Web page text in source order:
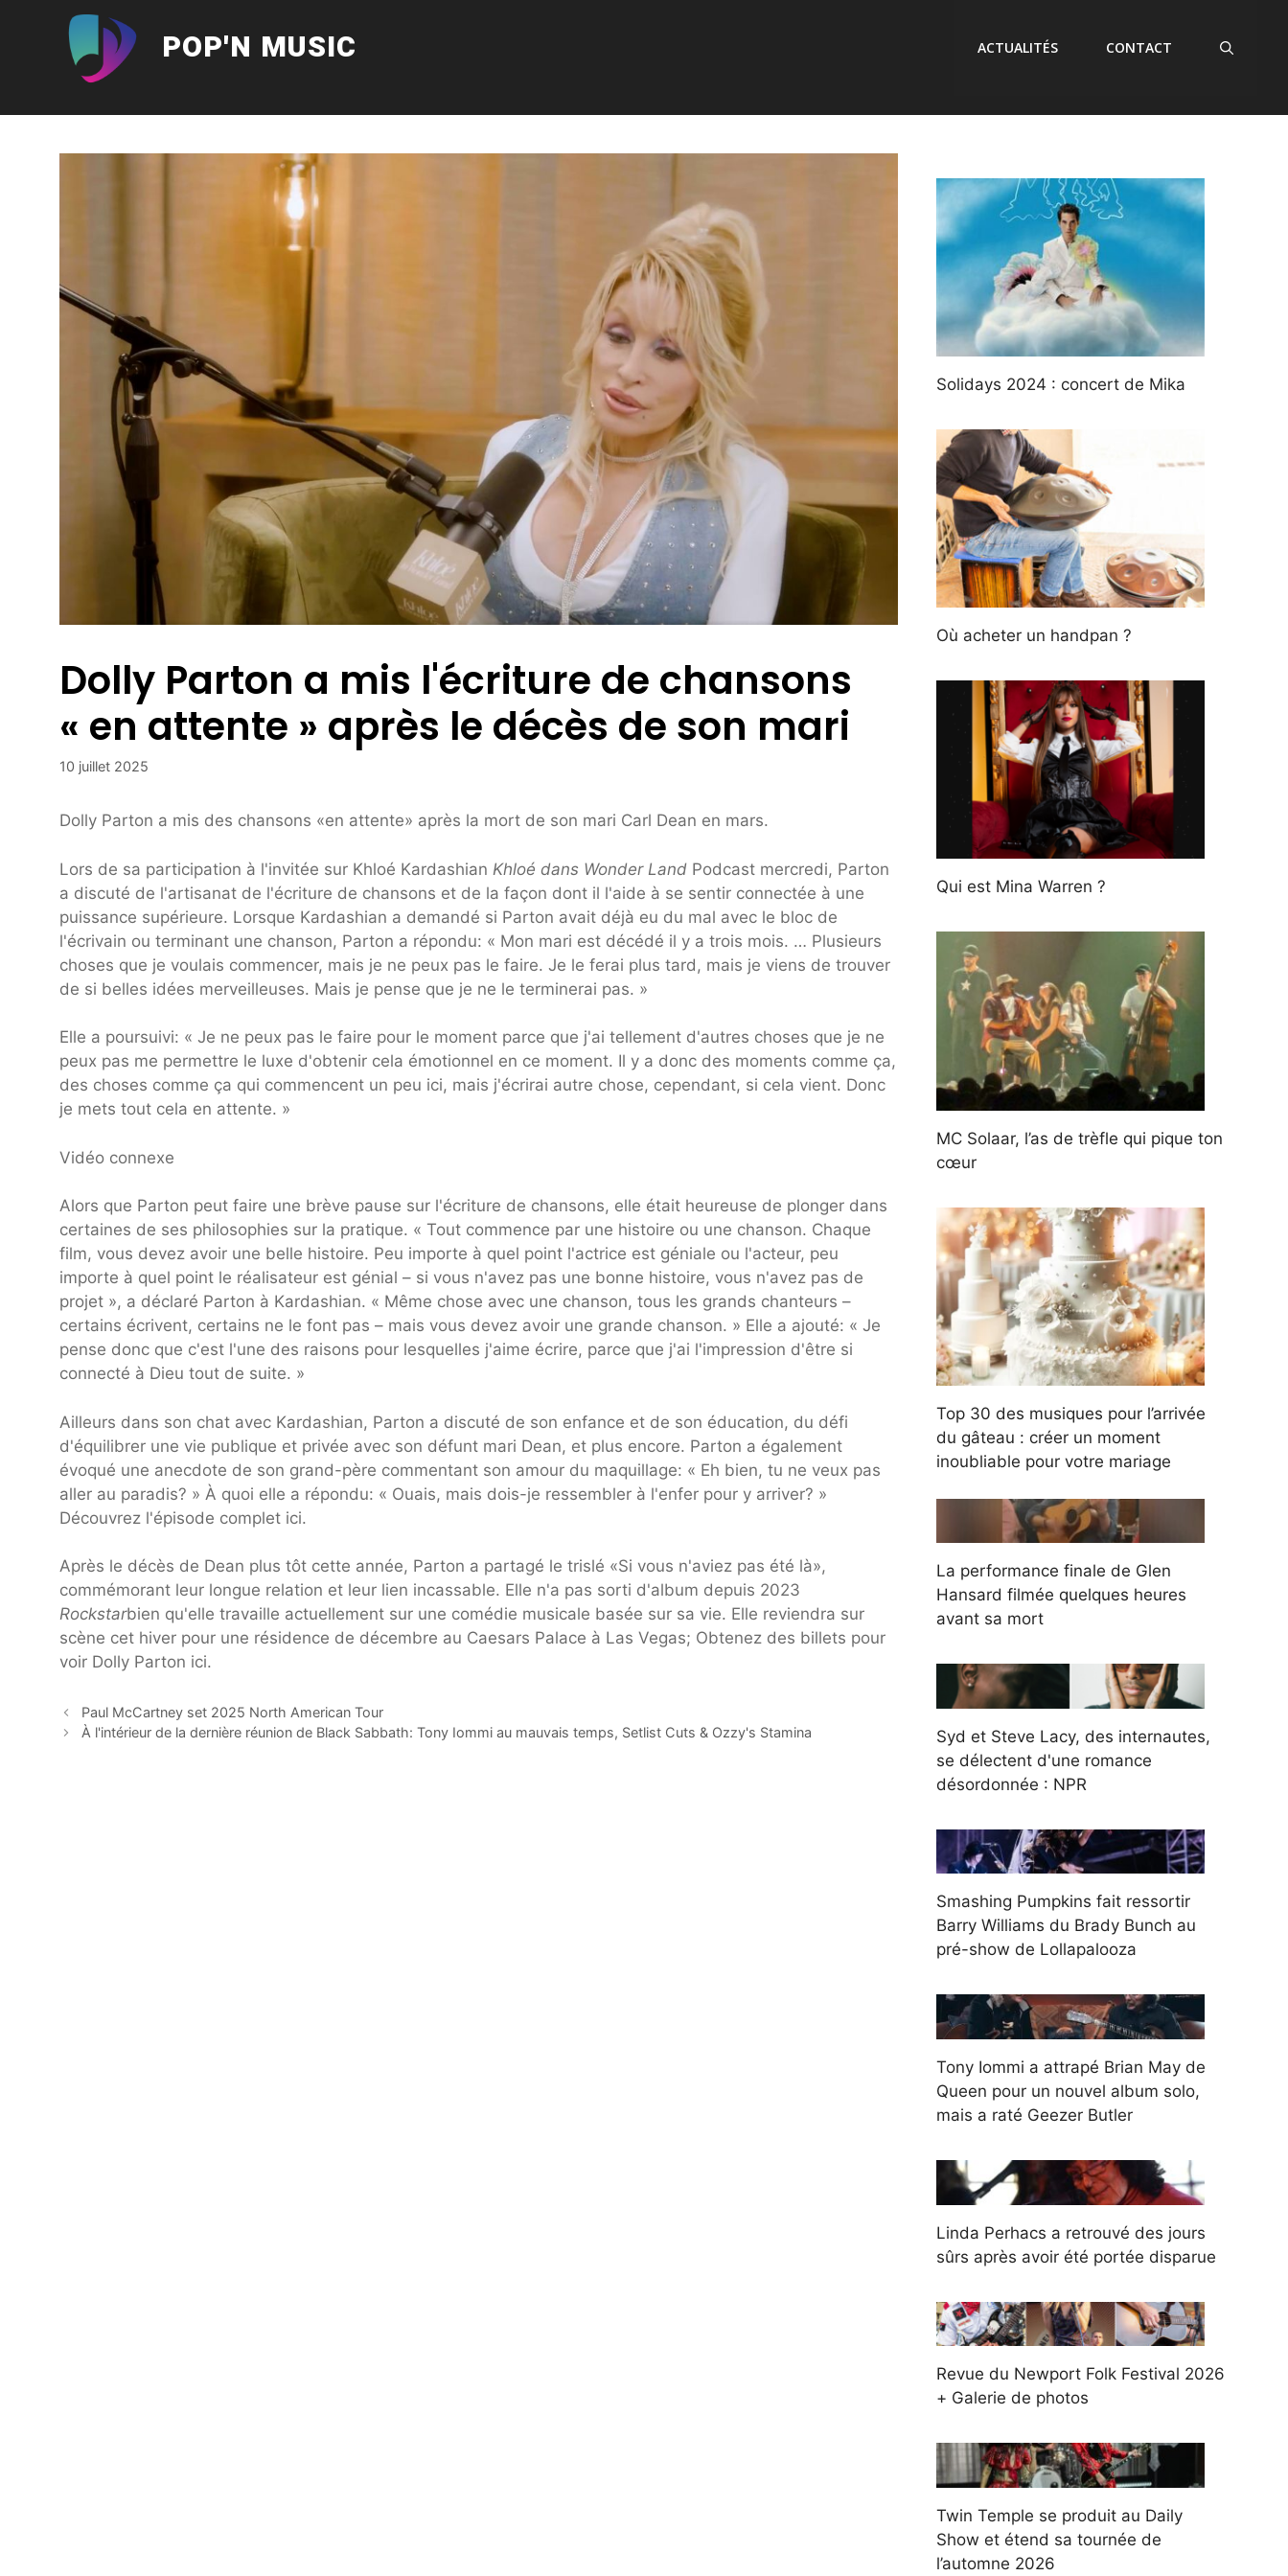
POP'N MUSIC ACTUALITÉS CONTACT
Dolly Parton a mis l'écriture de chansons
« en attente » après le décès de son mari
10 juillet 2025
Dolly Parton a mis des chansons «en attente» après la mort de son mari Carl Dean en mars.
Lors de sa participation à l'invitée sur Khloé Kardashian Khloé dans Wonder Land Podcast mercredi, Parton
a discuté de l'artisanat de l'écriture de chansons et de la façon dont il l'aide à se sentir connectée à une
puissance supérieure. Lorsque Kardashian a demandé si Parton avait déjà eu du mal avec le bloc de
l'écrivain ou terminant une chanson, Parton a répondu: « Mon mari est décédé il y a trois mois. … Plusieurs
choses que je voulais commencer, mais je ne peux pas le faire. Je le ferai plus tard, mais je viens de trouver
de si belles idées merveilleuses. Mais je pense que je ne le terminerai pas. »
Elle a poursuivi: « Je ne peux pas le faire pour le moment parce que j'ai tellement d'autres choses que je ne
peux pas me permettre le luxe d'obtenir cela émotionnel en ce moment. Il y a donc des moments comme ça,
des choses comme ça qui commencent un peu ici, mais j'écrirai autre chose, cependant, si cela vient. Donc
je mets tout cela en attente. »
Vidéo connexe
Alors que Parton peut faire une brève pause sur l'écriture de chansons, elle était heureuse de plonger dans
certaines de ses philosophies sur la pratique. « Tout commence par une histoire ou une chanson. Chaque
film, vous devez avoir une belle histoire. Peu importe à quel point l'actrice est géniale ou l'acteur, peu
importe à quel point le réalisateur est génial – si vous n'avez pas une bonne histoire, vous n'avez pas de
projet », a déclaré Parton à Kardashian. « Même chose avec une chanson, tous les grands chanteurs –
certains écrivent, certains ne le font pas – mais vous devez avoir une grande chanson. » Elle a ajouté: « Je
pense donc que c'est l'une des raisons pour lesquelles j'aime écrire, parce que j'ai l'impression d'être si
connecté à Dieu tout de suite. »
Ailleurs dans son chat avec Kardashian, Parton a discuté de son enfance et de son éducation, du défi
d'équilibrer une vie publique et privée avec son défunt mari Dean, et plus encore. Parton a également
évoqué une anecdote de son grand-père commentant son amour du maquillage: « Eh bien, tu ne veux pas
aller au paradis? » À quoi elle a répondu: « Ouais, mais dois-je ressembler à l'enfer pour y arriver? »
Découvrez l'épisode complet ici.
Après le décès de Dean plus tôt cette année, Parton a partagé le trislé «Si vous n'aviez pas été là»,
commémorant leur longue relation et leur lien incassable. Elle n'a pas sorti d'album depuis 2023
Rockstarbien qu'elle travaille actuellement sur une comédie musicale basée sur sa vie. Elle reviendra sur
scène cet hiver pour une résidence de décembre au Caesars Palace à Las Vegas; Obtenez des billets pour
voir Dolly Parton ici.
Paul McCartney set 2025 North American Tour
À l'intérieur de la dernière réunion de Black Sabbath: Tony Iommi au mauvais temps, Setlist Cuts & Ozzy's Stamina
Solidays 2024 : concert de Mika
Où acheter un handpan ?
Qui est Mina Warren ?
MC Solaar, l’as de trèfle qui pique ton
cœur
Top 30 des musiques pour l’arrivée
du gâteau : créer un moment
inoubliable pour votre mariage
La performance finale de Glen
Hansard filmée quelques heures
avant sa mort
Syd et Steve Lacy, des internautes,
se délectent d'une romance
désordonnée : NPR
Smashing Pumpkins fait ressortir
Barry Williams du Brady Bunch au
pré-show de Lollapalooza
Tony Iommi a attrapé Brian May de
Queen pour un nouvel album solo,
mais a raté Geezer Butler
Linda Perhacs a retrouvé des jours
sûrs après avoir été portée disparue
Revue du Newport Folk Festival 2026
+ Galerie de photos
Twin Temple se produit au Daily
Show et étend sa tournée de
l’automne 2026